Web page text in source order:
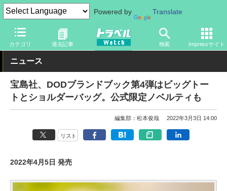
Powered by Translate
カテゴリ 過去記事 検索 Impressサイト
トラベル Watch 旅の情報 書籍・Web
ニュース
宝島社、DODブランドブック第4弾はビッグトー
トとショルダーバッグ。公式限定ノベルティも
編集部：松本俊哉 2022年3月3日 14:00
リスト
2022年4月5日 発売